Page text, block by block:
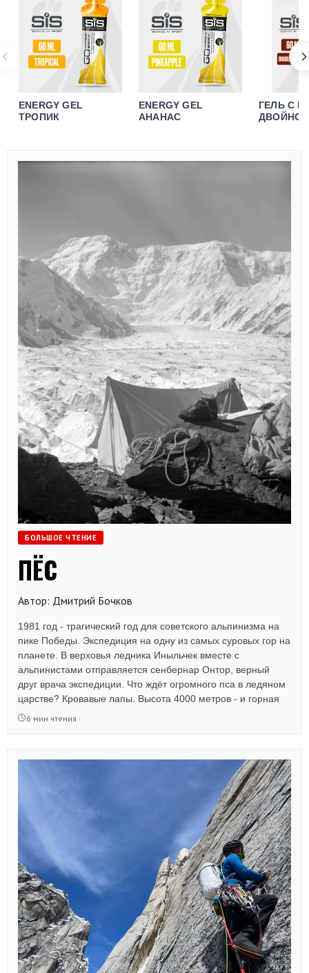
ENERGY GEL
ТРОПИК
ENERGY GEL
АНАНАС
ГЕЛЬ C
ДВОЙНОЙ
БОЛЬШОЕ ЧТЕНИЕ
ПЁС
Автор: Дмитрий Бочков
1981 год - трагический год для советского альпинизма на
пике Победы. Экспедиция на одну из самых суровых гор на
планете. В верховья ледника Иныльчек вместе с
альпинистами отправляется сенбернар Онтор, верный
друг врача экспедиции. Что ждёт огромного пса в ледяном
царстве? Кровавые лапы. Высота 4000 метров - и горная
болезнь. Голодные дни в лагере, где еды не хватает даже
6 мин чтения